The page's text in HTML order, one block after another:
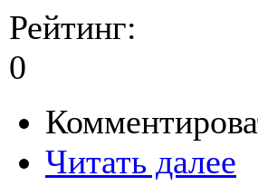
Рейтинг:
0
Читать далее